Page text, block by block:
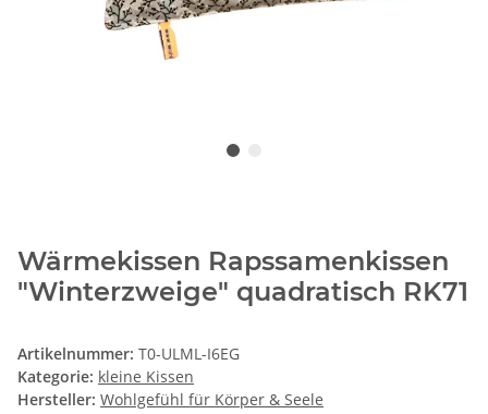
Wärmekissen Rapssamenkissen
"Winterzweige" quadratisch RK71
Artikelnummer: T0-ULML-I6EG
Kategorie: kleine Kissen
Hersteller: Wohlgefühl für Körper & Seele